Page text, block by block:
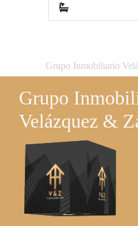
Grupo Inmobiliario
Grupo
Velázquez &